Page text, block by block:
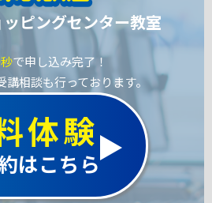
ピングセンター教室
で申し込み完了！
講相談も行っております。
体験
はこちら